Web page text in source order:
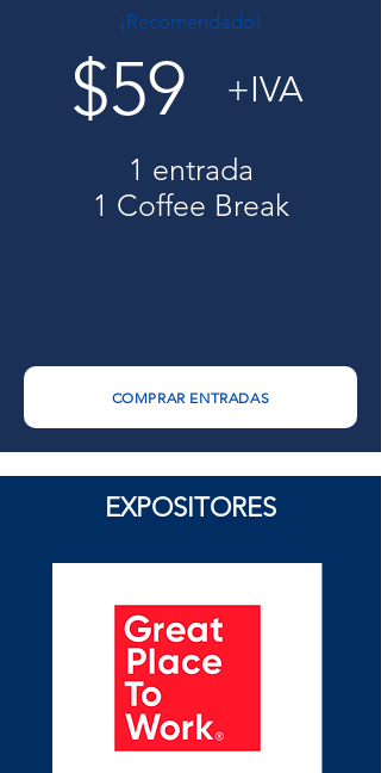
¡Recomendado!
$59 +IVA
1 entrada
1 Coffee Break
COMPRAR ENTRADAS
EXPOSITORES